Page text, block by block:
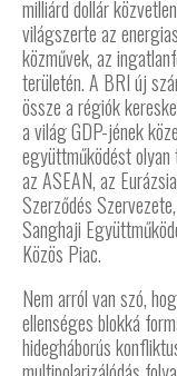
milliárd dollár
világszerte az
közművek, az
területén. A BRI új
össze a régiók
a világ GDP-jének
együttműködést
az ASEAN, az
Szerződés
Sanghaji
Közös Piac.
Nem arról van szó,
ellenséges blokká
hidegháborús